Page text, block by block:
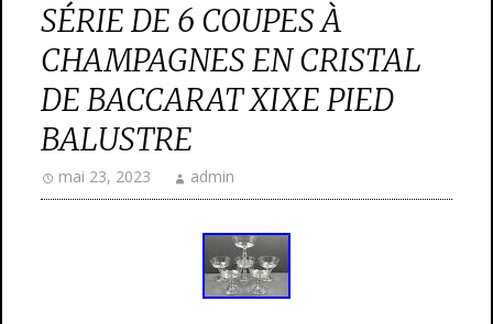
SÉRIE DE 6 COUPES À
CHAMPAGNES EN CRISTAL
DE BACCARAT XIXE PIED
BALUSTRE
mai 23, 2023 admin